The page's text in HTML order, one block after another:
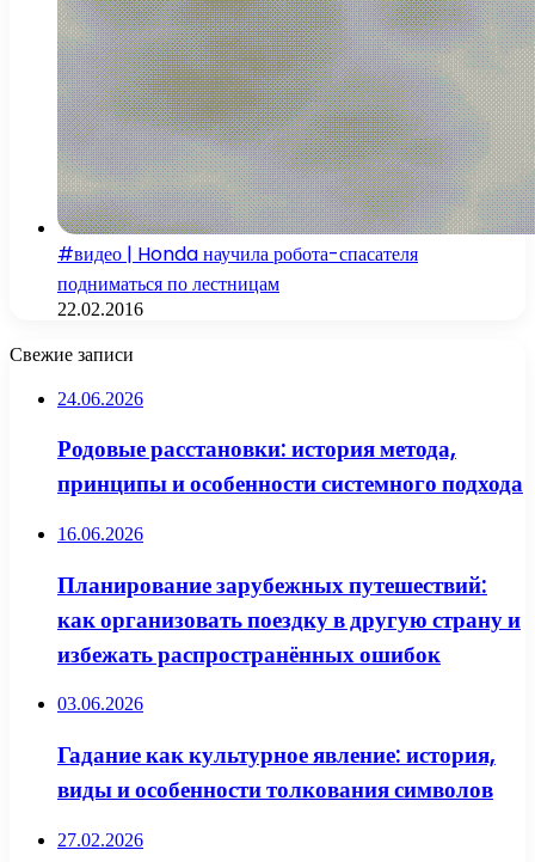
#видео | Honda научила робота-спасателя
подниматься по лестницам
22.02.2016
Свежие записи
24.06.2026
Родовые расстановки: история метода,
принципы и особенности системного подхода
16.06.2026
Планирование зарубежных путешествий:
как организовать поездку в другую страну и
избежать распространённых ошибок
03.06.2026
Гадание как культурное явление: история,
виды и особенности толкования символов
27.02.2026